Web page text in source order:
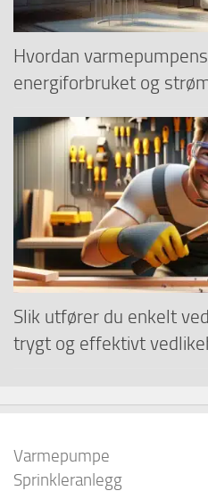
Hvordan
energiforbruket og
Slik utfører du enkelt
trygt og effektivt
Varmepumpe
Sprinkleranlegg